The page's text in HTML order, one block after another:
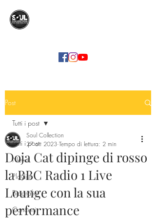
Post
Tutti i post
News
Playlist
Biografie
Concerti
Tutti i post
Doja Cat dipinge di rosso
la BBC Radio 1 Live
Lounge con la sua
performance
Soul Collection
27 ott 2023 Tempo di lettura: 2 min